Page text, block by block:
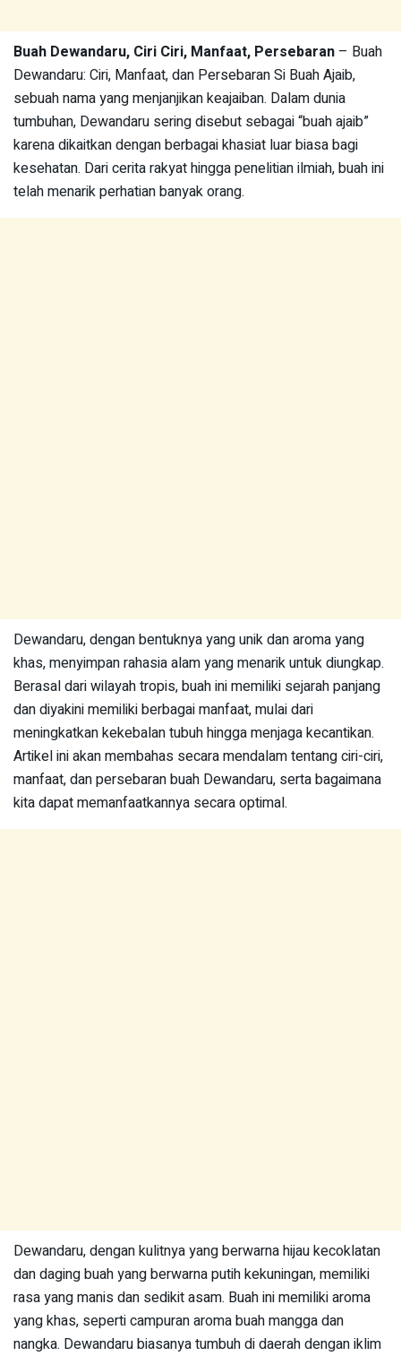
Buah Dewandaru, Ciri Ciri, Manfaat, Persebaran – Buah
Dewandaru: Ciri, Manfaat, dan Persebaran Si Buah Ajaib,
sebuah nama yang menjanjikan keajaiban. Dalam dunia
tumbuhan, Dewandaru sering disebut sebagai “buah ajaib”
karena dikaitkan dengan berbagai khasiat luar biasa bagi
kesehatan. Dari cerita rakyat hingga penelitian ilmiah, buah ini
telah menarik perhatian banyak orang.
Dewandaru, dengan bentuknya yang unik dan aroma yang
khas, menyimpan rahasia alam yang menarik untuk diungkap.
Berasal dari wilayah tropis, buah ini memiliki sejarah panjang
dan diyakini memiliki berbagai manfaat, mulai dari
meningkatkan kekebalan tubuh hingga menjaga kecantikan.
Artikel ini akan membahas secara mendalam tentang ciri-ciri,
manfaat, dan persebaran buah Dewandaru, serta bagaimana
kita dapat memanfaatkannya secara optimal.
Dewandaru, dengan kulitnya yang berwarna hijau kecoklatan
dan daging buah yang berwarna putih kekuningan, memiliki
rasa yang manis dan sedikit asam. Buah ini memiliki aroma
yang khas, seperti campuran aroma buah mangga dan
nangka. Dewandaru biasanya tumbuh di daerah dengan iklim